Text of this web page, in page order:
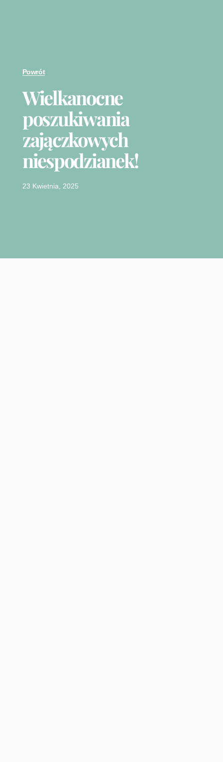
Powrót
Wielkanocne
poszukiwania
zajączkowych
niespodzianek!
23 Kwietnia, 2025